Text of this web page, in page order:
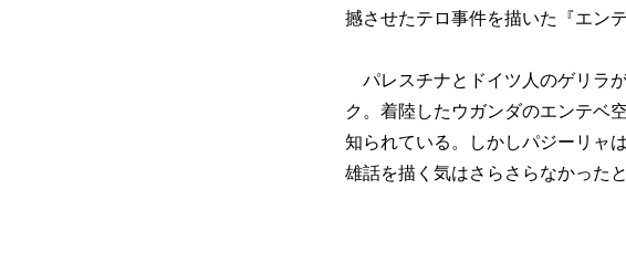
撼させたテロ事件を描いた『エン
パレスチナとドイツ人のゲリラ
ク。着陸したウガンダのエンテベ
知られている。しかしパジーリャ
雄話を描く気はさらさらなかったと